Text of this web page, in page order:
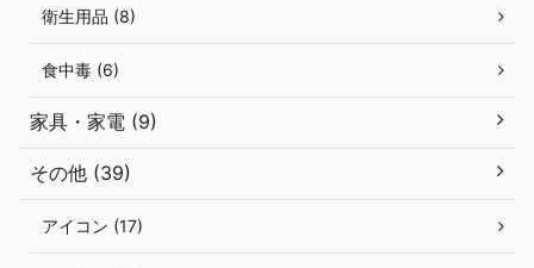
衛生用品 (8)
食中毒 (6)
家具・家電 (9)
その他 (39)
アイコン (17)